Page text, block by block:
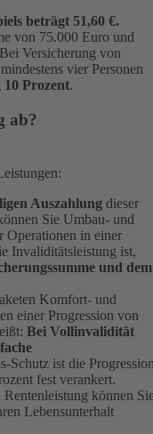
beträgt 51,60 €.
von 75.000 Euro und
Bei Versicherung von
vier Personen
10 Prozent.
ab?
Auszahlung dieser
Sie Umbau- und
Operationen in einer
Invaliditätsleistung ist,
und dem
Komfort- und
einer Progression von
Bei Vollinvalidität
Schutz ist die
fest verankert.
können
Lebensunterhalt